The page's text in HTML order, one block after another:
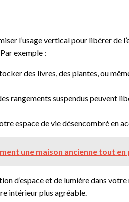
l’usage vertical pour libérer de
exemple :
des livres, des plantes, ou
rangements suspendus peuvent
espace de vie désencombré en
une maison ancienne tout en
d’espace et de lumière dans
intérieur plus agréable.